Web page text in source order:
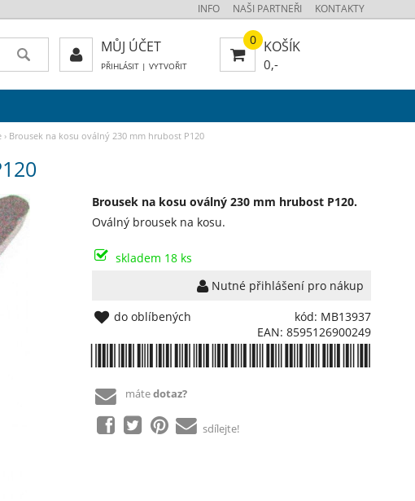
› Brousek na kosu oválný 230 mm hrubost P120
Brousek na kosu oválný 230 mm hrubost P120.
Oválný brousek na kosu.
skladem 18 ks
Nutné přihlášení pro nákup
kód: MB13937
EAN: 8595126900249
do oblíbených
mátedotaz?
sdílejte!
INFO NAŠI PARTNEŘI KONTAKTY
0 KOŠÍK
0,-
MŮJ ÚČET
PŘIHLÁSIT| VYTVOŘIT